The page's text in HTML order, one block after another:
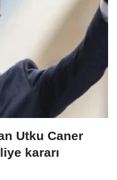
Utku Caner
kararı